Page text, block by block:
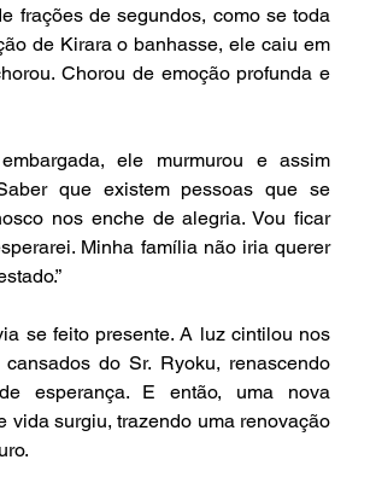
frações de segundos, como se toda
de Kirara o banhasse, ele caiu em
Chorou de emoção profunda e
ele murmurou e assim
que existem pessoas que se
nos enche de alegria. Vou ficar
Minha família não iria querer
se feito presente. A luz cintilou nos
do Sr. Ryoku, renascendo
esperança. E então, uma nova
vida surgiu, trazendo uma renovação